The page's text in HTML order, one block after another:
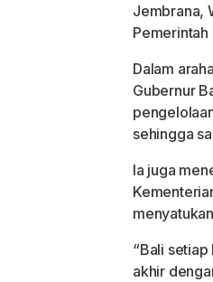
Jembrana,
Dalam
Gubernur
sehingga
Ia juga
“Bali
akhir